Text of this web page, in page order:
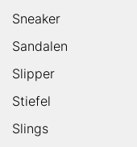
Sneaker
Sandalen
Slipper
Stiefel
Slings